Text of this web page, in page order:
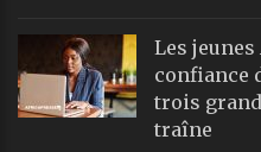
Les
confiance
trois
traîne